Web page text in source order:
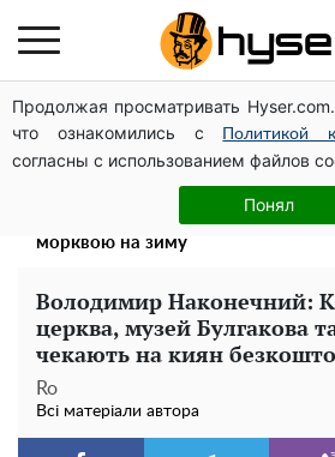
Продолжая просматривать
что ознакомились с
Политикой
согласны с использованием файлов
Понял
Дрони із націнкою: Олександр
мільйони оборонного бюджету
Естонії
Такої закуски завжди
помідорів по-корейськи із
морквою на зиму
Володимир Наконечний:
церква, музей Булгакова
чекають на киян
Ro
Всі матеріали автора